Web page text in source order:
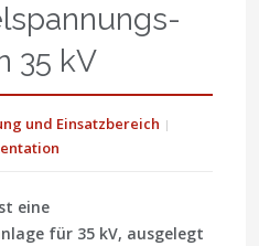
35 kV
und Einsatzbereich
eine
für 35 kV, ausgelegt